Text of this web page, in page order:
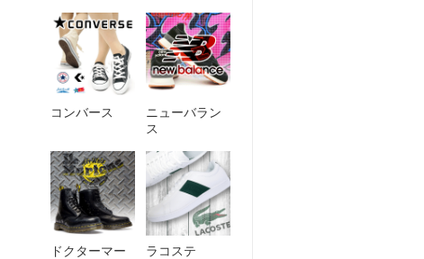
コンバース
ニューバラン
ス
ドクターマー
ラコステ